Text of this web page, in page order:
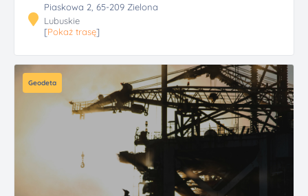
Piaskowa 2, 65-209 Zielona
Lubuskie
[Pokaż trasę]
Geodeta